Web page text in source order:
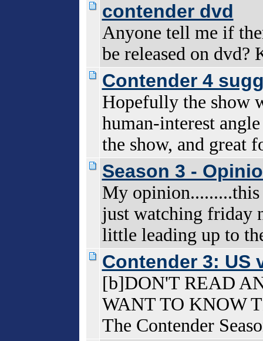
contender dvd
Anyone tell me if
be released on dvd?
Contender 4
Hopefully the show
human-interest
the show, and great
Season 3 -
My opinion.........this
just watching friday
little leading up to
Contender 3: US
[b]DON'T READ
WANT TO KNOW
The Contender